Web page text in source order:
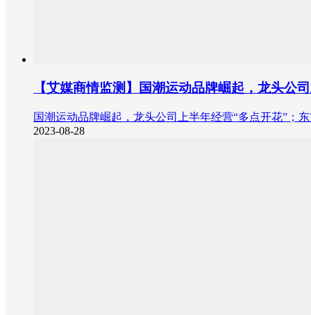
【艾媒商情监测】国潮运动品牌崛起，龙头公
国潮运动品牌崛起，龙头公司上半年经营“多点开花”；
2023-08-28